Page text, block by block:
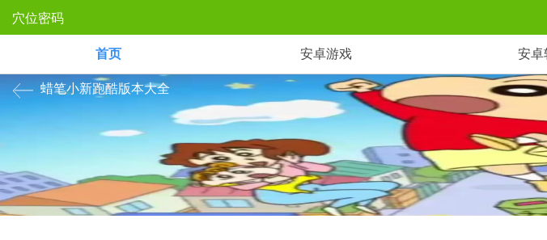
穴位密码
首页 安卓游戏 安卓
蜡笔小新跑酷版本大全
《蜡笔小新跑酷》 是一款官方正版授权跑酷手游，玩家操控小新、小白等角色在春日部街头狂奔。收集巧克力饼躲